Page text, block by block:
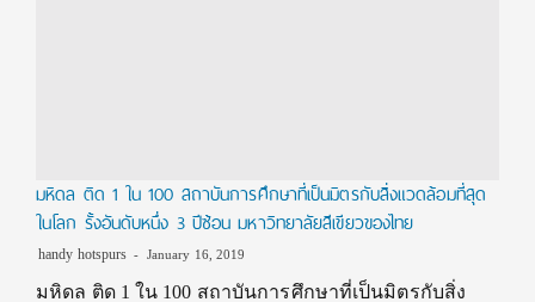
มหิดล ติด 1 ใน 100 สถาบันการศึกษาที่เป็นมิตรกับสิ่งแวดล้อมที่สุด
ในโลก รั้งอันดับหนึ่ง 3 ปีซ้อน มหาวิทยาลัยสีเขียวของไทย
handy hotspurs January 16, 2019
มหิดล ติด 1 ใน 100 สถาบันการศึกษาที่เป็นมิตรกับสิ่ง